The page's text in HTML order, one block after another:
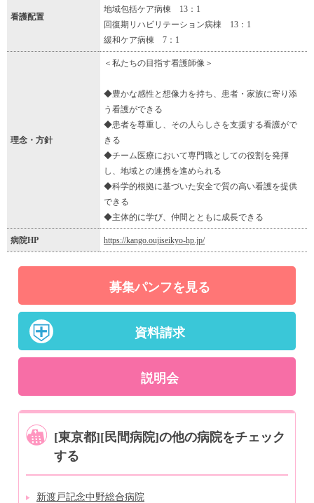
看護配置
地域包括ケア病棟 13：1
回復期リハビリテーション病棟 13：1
緩和ケア病棟 7：1
理念・方針
＜私たちの目指す看護師像＞
◆豊かな感性と想像力を持ち、患者・家族に寄り添
う看護ができる
◆患者を尊重し、その人らしさを支援する看護がで
きる
◆チーム医療において専門職としての役割を発揮
し、地域との連携を進められる
◆科学的根拠に基づいた安全で質の高い看護を提供
できる
◆主体的に学び、仲間とともに成長できる
病院HP https://kango.oujiseikyo-hp.jp/
募集パンフを見る
資料請求
説明会
[東京都][民間病院]の他の病院をチェック
する
新渡戸記念中野総合病院